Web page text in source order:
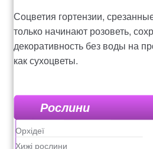
Соцветия гортензии,
только начинают розоветь,
декоративность без воды на
как сухоцветы.
Рослини
Орхідеї
Хижі рослини